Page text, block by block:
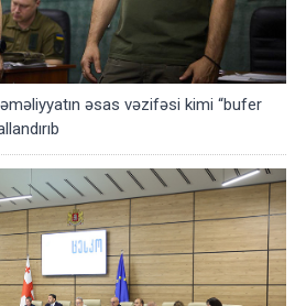
əsas vəzifəsi kimi “bufer